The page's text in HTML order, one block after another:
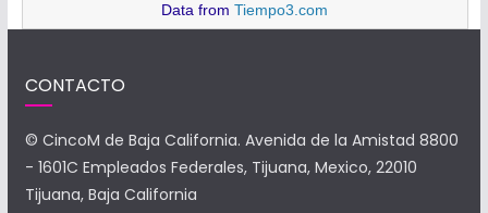
Data fromTiempo3.com
CONTACTO
© CincoM de Baja California. Avenida de la Amistad 8800
- 1601C Empleados Federales, Tijuana, Mexico, 22010
Tijuana, Baja California